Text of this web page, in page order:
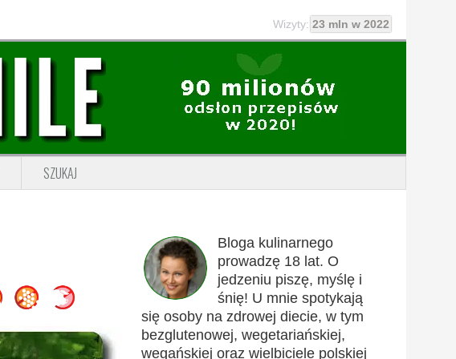
Wizyty: 23 mln w 2022
SZUKAJ
Bloga kulinarnego
prowadzę 18 lat. O
jedzeniu piszę, myślę i
śnię! U mnie spotykają
się osoby na zdrowej diecie, w tym
bezglutenowej, wegetariańskiej,
wegańskiej oraz wielbiciele polskiej